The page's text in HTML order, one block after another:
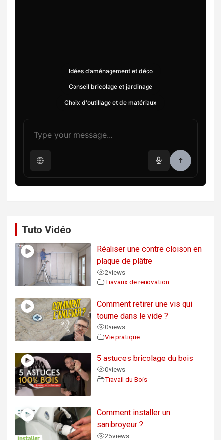
Idées d’aménagement et déco
Conseil bricolage et jardinage
Choix d'outillage et de matériaux
Tuto Vidéo
Réaliser une contre cloison en
plaque de plâtre
2views
Travaux de rénovation
Comment retirer une vis qui
tourne dans le vide ?
0views
Vie pratique
5 astuces bricolage du bois
0views
Travail du Bois
Comment installer un
sanibroyeur ?
25views